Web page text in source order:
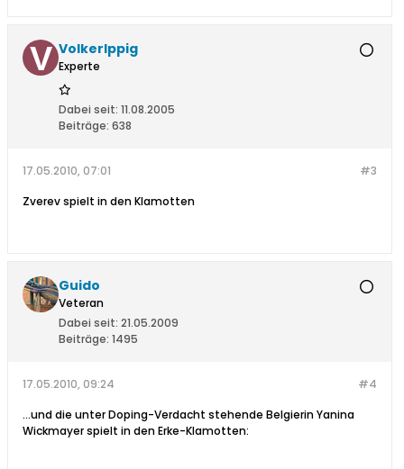
VolkerIppig
Experte
Dabei seit: 11.08.2005
Beiträge: 638
#3
17.05.2010, 07:01
Zverev spielt in den Klamotten
Guido
Veteran
Dabei seit: 21.05.2009
Beiträge: 1495
#4
17.05.2010, 09:24
...und die unter Doping-Verdacht stehende Belgierin Yanina
Wickmayer spielt in den Erke-Klamotten: